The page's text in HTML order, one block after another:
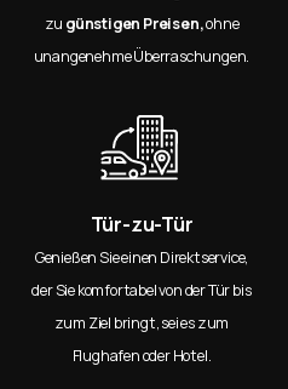
zu günstigen Preisen,ohne
unangenehme Überraschungen.
Tür-zu-Tür
Genießen Sie einen Direktservice,
der Sie komfortabel von der Tür bis
zum Ziel bringt, sei es zum
Flughafen oder Hotel.